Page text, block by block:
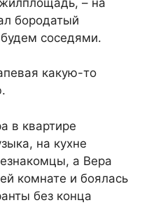
бородатый
соседями.
какую-то
в квартире
на кухне
а Вера
комнате и боялась
без конца